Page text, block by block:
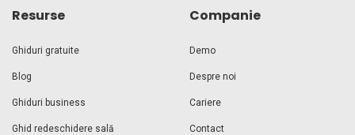
Resurse
Ghiduri gratuite
Blog
Ghiduri business
Ghid redeschidere sală
Companie
Demo
Despre noi
Cariere
Contact